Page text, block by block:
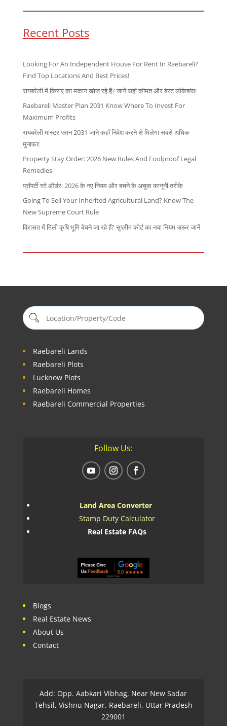
Recent Posts
Looking For An Independent House For Rent In Raebareli?
Find Top Locations And Best Prices!
रायबरेली में किराए का मकान खोज रहे हैं? जानें सही कीमत और बेस्ट लोकेशंस!
Raebareli Master Plan 2031 Know Where To Invest For
Maximum Profits
रायबरेली मास्टर प्लान 2031 जाने कहाँ निवेश करने से मिलेगा सबसे अधिक
मुनाफा!
Property Stay Order: 2026 New Rules And Foolproof Legal
Remedies
प्रॉपर्टी स्टे ऑर्डर: 2026 के नए नियम और बचने के अचूक कानूनी तरीके
Going To Sell Your Inherited Agricultural Land? Know The
New Supreme Court Rule
विरासत में मिली कृषि भूमि बेचने जा रहे हैं? सुप्रीम कोर्ट का नया नियम जरूर जानें
Raebareli Lands
Raebareli Plots
Lucknow Plots
Raebareli Homes
Raebareli Commercial Properties
Follow Us:
Land Area Converter
Stamp Duty Calculator
Real Estate FAQs
Blogs
Real Estate News
About Us
Contact
Add: Opp. Aabkari Vibhag, Near New Sadar
Tehsil, Vishnu Nagar, Raebareli, Uttar Pradesh
229001